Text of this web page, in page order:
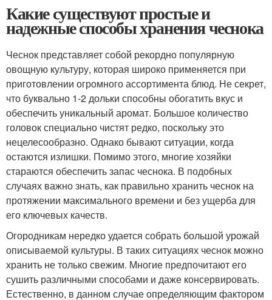
Какие существуют простые и
надежные способы хранения чеснока
Чеснок представляет собой рекордно популярную
овощную культуру, которая широко применяется при
приготовлении огромного ассортимента блюд. Не секрет,
что буквально 1-2 дольки способны обогатить вкус и
обеспечить уникальный аромат. Большое количество
головок специально чистят редко, поскольку это
нецелесообразно. Однако бывают ситуации, когда
остаются излишки. Помимо этого, многие хозяйки
стараются обеспечить запас чеснока. В подобных
случаях важно знать, как правильно хранить чеснок на
протяжении максимального времени и без ущерба для
его ключевых качеств.
Огородникам нередко удается собрать большой урожай
описываемой культуры. В таких ситуациях чеснок можно
хранить не только свежим. Многие предпочитают его
сушить различными способами и даже консервировать.
Естественно, в данном случае определяющим фактором